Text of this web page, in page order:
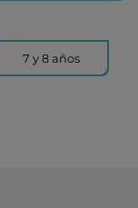
7 y 8 años